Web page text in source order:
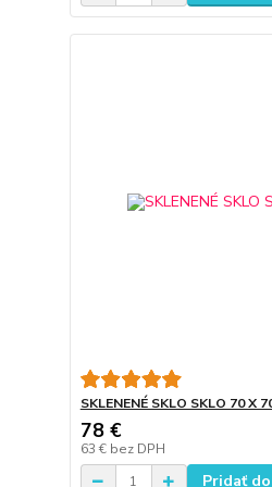
SKLENENÉ SKLO SKLO 70 X
78 €
63 € bez DPH
Pridať